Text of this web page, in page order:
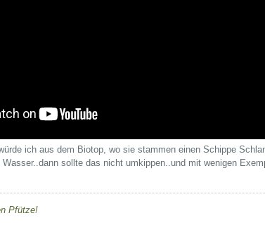
ich aus dem Biotop, wo sie stammen einen Schippe
sollte das nicht umkippen..und mit wenigen
Pfütze!